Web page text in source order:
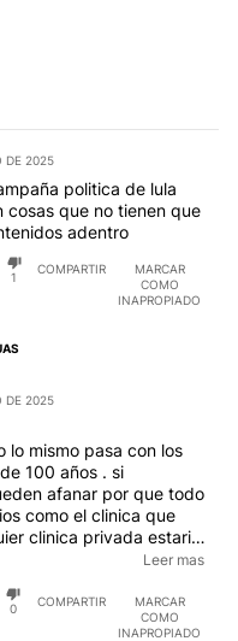
DE 2025
politica de lula
que no tienen que
adentro
1
COMPARTIR
MARCAR
COMO
INAPROPIADO
DE 2025
lo mismo pasa con los
100 años . si
afanar por que todo
como el clinica que
clinica privada estaria
condiciones que
cuando kirner le dio 9
los ascensores del
una semana, asi no hay
Leer mas
0
COMPARTIR
MARCAR
COMO
INAPROPIADO